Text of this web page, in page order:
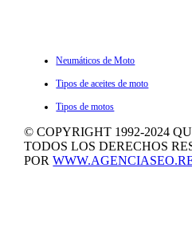
Neumáticos de Moto
Tipos de aceites de moto
Tipos de motos
© COPYRIGHT 1992-2024
TODOS LOS DERECHOS
POR